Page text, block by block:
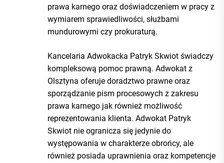
prawa karnego oraz doświadczeniem w pracy z
wymiarem sprawiedliwości, służbami
mundurowymi czy prokuraturą.
Kancelaria Adwokacka Patryk Skwiot świadczy
kompleksową pomoc prawną. Adwokat z
Olsztyna oferuje doradztwo prawne oraz
sporządzanie pism procesowych z zakresu
prawa karnego jak również możliwość
reprezentowania klienta. Adwokat Patryk
Skwiot nie ogranicza się jedynie do
występowania w charakterze obrońcy, ale
również posiada uprawnienia oraz kompetencje